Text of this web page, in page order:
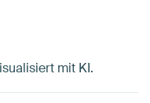
mit KI.